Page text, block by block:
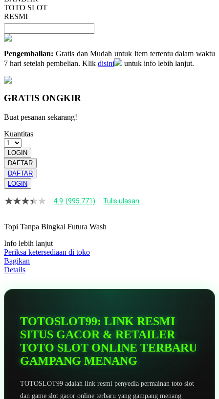
TOTO SLOT
RESMI
Pengembalian: Gratis dan Mudah untuk item tertentu dalam waktu
7 hari setelah pembelian. Klik disini untuk info lebih lanjut.
GRATIS ONGKIR
Buat pesanan sekarang!
Kuantitas
LOGIN
DAFTAR
DAFTAR
LOGIN
4.9
bintang,
rating
rata-
rata.
Read
13
Tautan
4.9 (995.771) Tulis ulasan
Topi Tanpa Bingkai Futura Wash
Info lebih lanjut
Periksa ketersediaan di toko
Bagikan
Details
TOTOSLOT99: LINK RESMI
SITUS GACOR & RETAILER
TOTO SLOT ONLINE TERBARU
GAMPANG MENANG
TOTOSLOT99 adalah link resmi penyedia permainan toto slot
dan game slot gacor online terbaru yang gampang menang.